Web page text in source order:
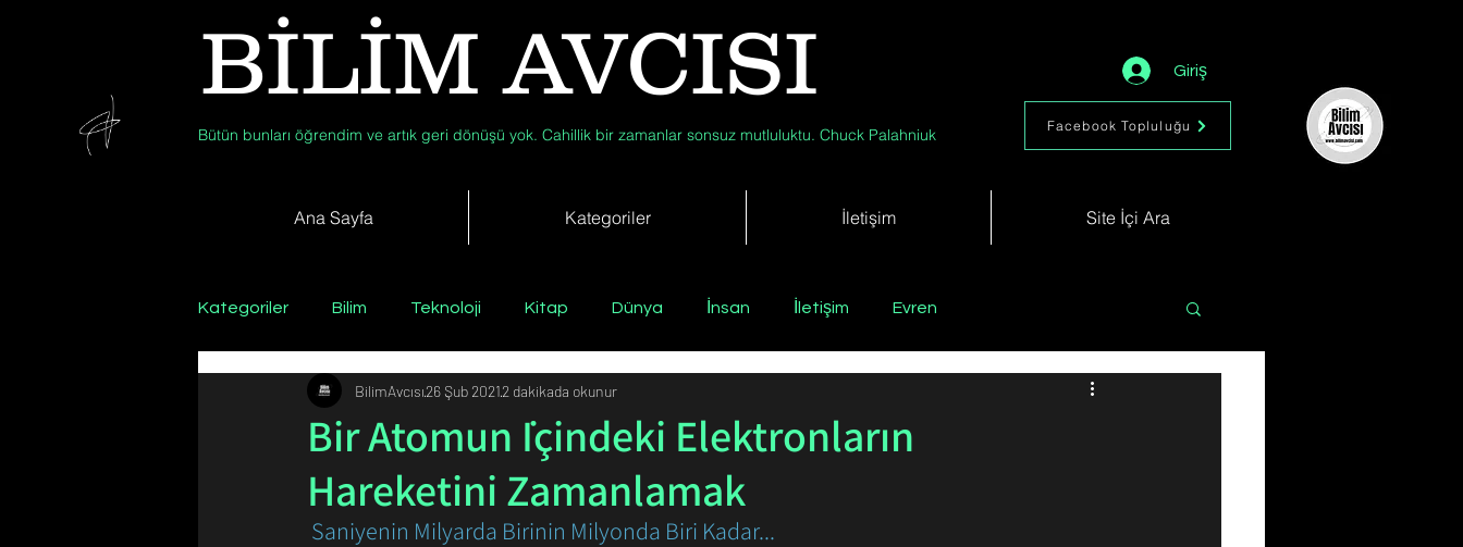
BİLİM AVCISI
Bütün bunları öğrendim ve artık geri dönüşü yok. Cahillik bir zamanlar sonsuz mutluluktu. Chuck Palahniuk
Giriş
Facebook Topluluğu
Ana Sayfa Kategoriler İletişim Site İçi Ara
Kategoriler Bilim Teknoloji Kitap Dünya İnsan İletişim Evren
Psikoloji / Sosyoloji / Felsefe Tıp Arkeoloji
Günün Fotoğrafı Biyoloji Günün Düşüneni
Bir Atomun İçindeki Elektronların
Hareketini Zamanlamak
BilimAvcısı26 Şub 20212 dakikada okunur
Saniyenin Milyarda Birinin Milyonda Biri Kadar...